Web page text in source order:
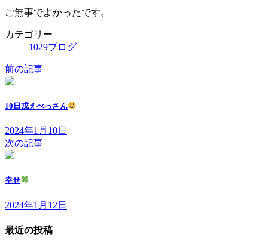
ご無事でよかったです。
カテゴリー
1029ブログ
前の記事
10日戎えべっさん
2024年1月10日
次の記事
幸せ
2024年1月12日
最近の投稿